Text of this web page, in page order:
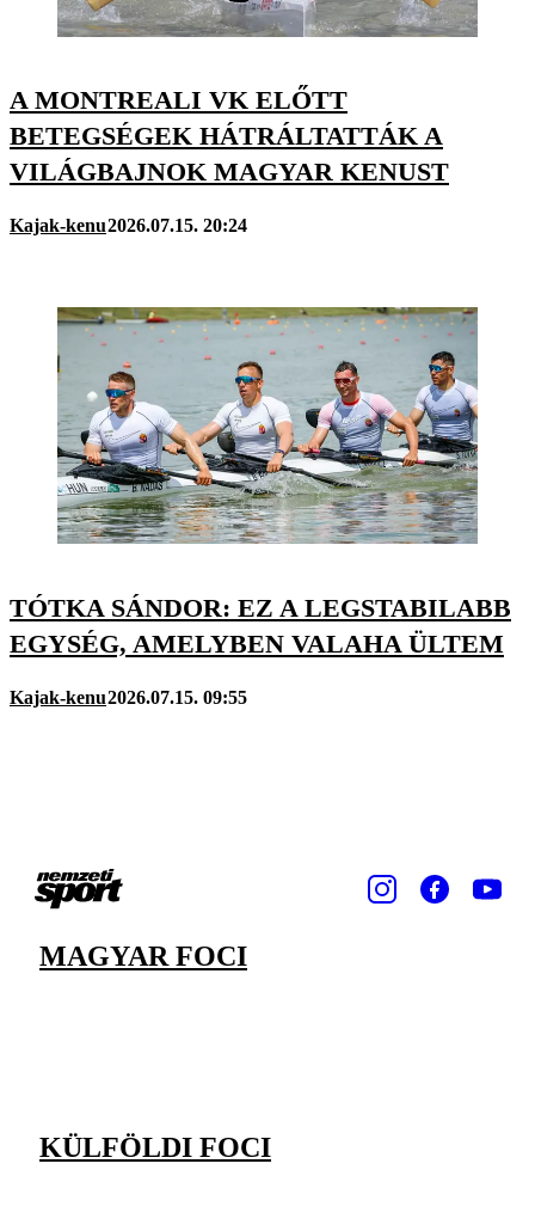
A MONTREALI VK ELŐTT
BETEGSÉGEK HÁTRÁLTATTÁK A
VILÁGBAJNOK MAGYAR KENUST
Kajak-kenu2026.07.15. 20:24
TÓTKA SÁNDOR: EZ A LEGSTABILABB
EGYSÉG, AMELYBEN VALAHA ÜLTEM
Kajak-kenu2026.07.15. 09:55
MAGYAR FOCI
KÜLFÖLDI FOCI